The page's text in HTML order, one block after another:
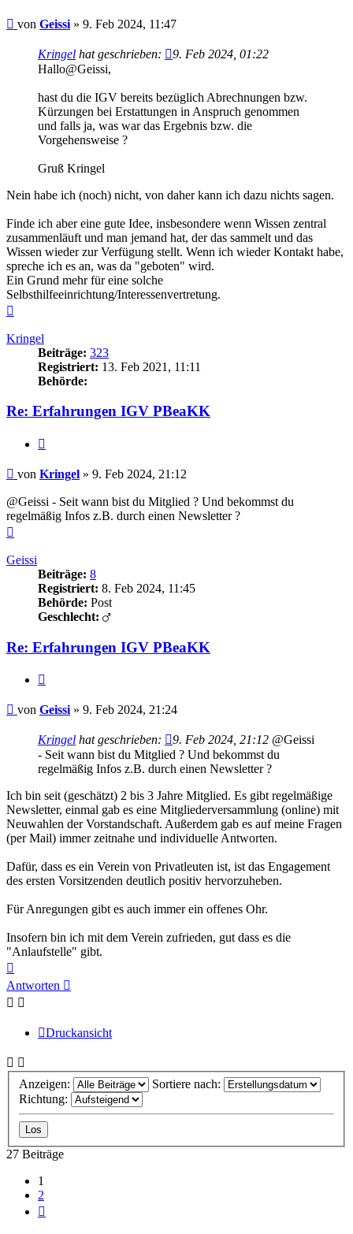
Beitrag
von Geissi » 9. Feb 2024, 11:47
Kringel hat geschrieben:
9. Feb 2024, 01:22
Hallo@Geissi,
hast du die IGV bereits bezüglich Abrechnungen bzw.
Kürzungen bei Erstattungen in Anspruch genommen
und falls ja, was war das Ergebnis bzw. die
Vorgehensweise ?
Gruß Kringel
Nein habe ich (noch) nicht, von daher kann ich dazu nichts sagen.
Finde ich aber eine gute Idee, insbesondere wenn Wissen zentral
zusammenläuft und man jemand hat, der das sammelt und das
Wissen wieder zur Verfügung stellt. Wenn ich wieder Kontakt habe,
spreche ich es an, was da "geboten" wird.
Ein Grund mehr für eine solche
Selbsthilfeeinrichtung/Interessenvertretung.
Kringel
Beiträge: 323
Registriert: 13. Feb 2021, 11:11
Behörde:
Re: Erfahrungen IGV PBeaKK
Beitrag
von Kringel » 9. Feb 2024, 21:12
@Geissi - Seit wann bist du Mitglied ? Und bekommst du
regelmäßig Infos z.B. durch einen Newsletter ?
Geissi
Beiträge: 8
Registriert: 8. Feb 2024, 11:45
Behörde: Post
Geschlecht:
Re: Erfahrungen IGV PBeaKK
Beitrag
von Geissi» 9. Feb 2024, 21:24
Kringel hat geschrieben: 9. Feb 2024, 21:12 @Geissi
- Seit wann bist du Mitglied ? Und bekommst du
regelmäßig Infos z.B. durch einen Newsletter ?
Ich bin seit (geschätzt) 2 bis 3 Jahre Mitglied. Es gibt regelmäßige
Newsletter, einmal gab es eine Mitgliederversammlung (online) mit
Neuwahlen der Vorstandschaft. Außerdem gab es auf meine Fragen
(per Mail) immer zeitnahe und individuelle Antworten.
Dafür, dass es ein Verein von Privatleuten ist, ist das Engagement
des ersten Vorsitzenden deutlich positiv hervorzuheben.
Für Anregungen gibt es auch immer ein offenes Ohr.
Insofern bin ich mit dem Verein zufrieden, gut dass es die
"Anlaufstelle" gibt.
oben
Antworten
Druckansicht
Anzeigen:
Sortiere nach:
Richtung:
27 Beiträge
1
2